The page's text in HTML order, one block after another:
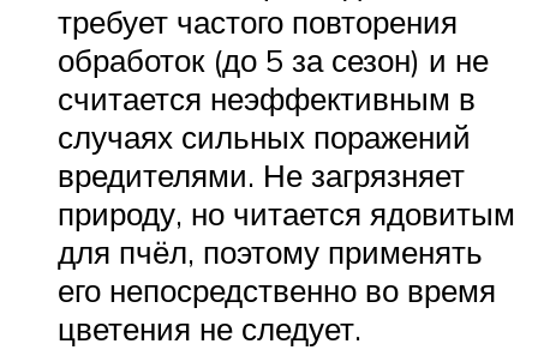
требует частого повторения
обработок (до 5 за сезон) и не
считается неэффективным в
случаях сильных поражений
вредителями. Не загрязняет
природу, но читается ядовитым
для пчёл, поэтому применять
его непосредственно во время
цветения не следует.